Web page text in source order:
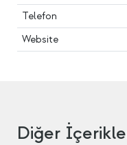
Telefon
Website
Diğer